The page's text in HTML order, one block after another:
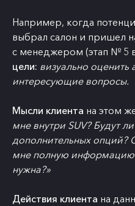
Например, когда
выбрал салон и пришел
с менеджером (этап № 5
цели: визуально оценить
интересующие вопросы.
Мысли клиента на этом
мне внутри SUV? Будут
дополнительных опций?
мне полную
нужна?»
Действия клиента на